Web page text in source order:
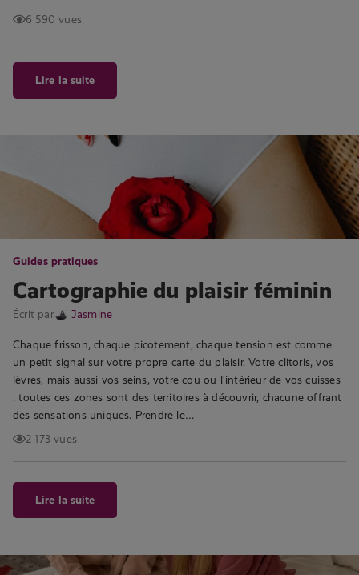
6 590 vues
Lire la suite
Guides pratiques
Cartographie du plaisir féminin
Écrit par Jasmine
Chaque frisson, chaque picotement, chaque tension est comme
un petit signal sur votre propre carte du plaisir. Votre clitoris, vos
lèvres, mais aussi vos seins, votre cou ou l’intérieur de vos cuisses
: toutes ces zones sont des territoires à découvrir, chacune offrant
des sensations uniques. Prendre le…
2 173 vues
Lire la suite